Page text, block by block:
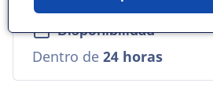
Disponibilidad
Dentro de 24 horas